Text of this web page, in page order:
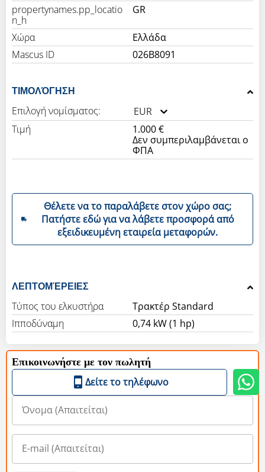
propertynames.pp_locatio
n_h
GR
Χώρα
Ελλάδα
Mascus ID
026B8091
ΤΙΜΟΛΌΓΗΣΗ
Επιλογή νομίσματος:
EUR
Τιμή
1.000 €
Δεν συμπεριλαμβάνεται ο
ΦΠΑ
Θέλετε να το παραλάβετε στον χώρο σας;
Πατήστε εδώ για να λάβετε προσφορά από
εξειδικευμένη εταιρεία μεταφορών.
ΛΕΠΤΟΜΈΡΕΙΕΣ
Τύπος του ελκυστήρα
Τρακτέρ Standard
Ιπποδύναμη
0,74 kW (1 hp)
Επικοινωνήστε με τον πωλητή
Δείτε το τηλέφωνο